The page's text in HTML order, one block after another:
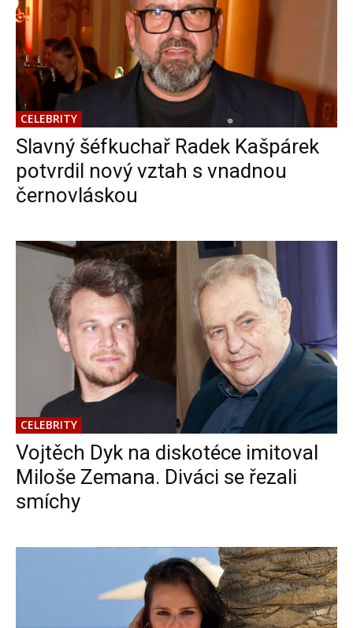
CELEBRITY
Slavný šéfkuchař Radek Kašpárek
potvrdil nový vztah s vnadnou
černovláskou
CELEBRITY
Vojtěch Dyk na diskotéce imitoval
Miloše Zemana. Diváci se řezali
smíchy